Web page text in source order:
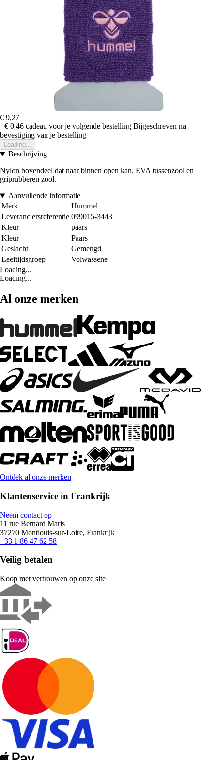
€ 9,27
+€ 0,46 cadeau voor je volgende bestelling Bijgeschreven na
bevestiging van je bestelling
Loading...
Beschrijving
Nylon bovendeel dat naar binnen open kan. EVA tussenzool en
griprubberen zool.
Aanvullende informatie
Merk
Hummel
Leveranciersreferentie 099015-3443
Kleur
paars
Kleur
Paars
Geslacht
Gemengd
Leeftijdsgroep
Volwassene
Loading...
Loading...
Al onze merken
Ontdek al onze merken
Klantenservice in Frankrijk
Neem contact op
11 rue Bernard Maris
37270 Montlouis-sur-Loire, Frankrijk
+33 1 86 47 62 58
Veilig betalen
Koop met vertrouwen op onze site